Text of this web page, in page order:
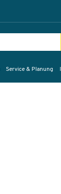
Service & Planung
Bilder